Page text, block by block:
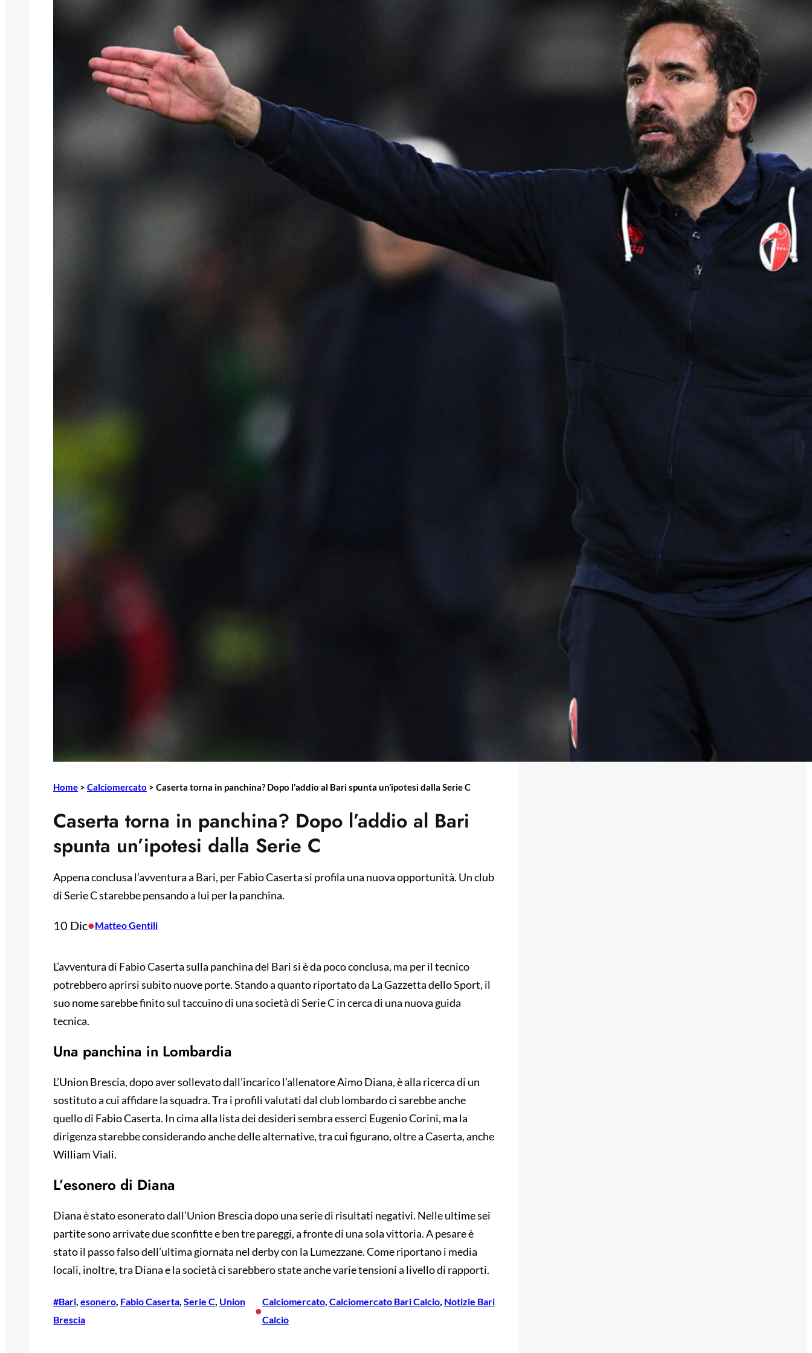
Home > Calciomercato > Caserta torna in panchina? Dopo l’addio al Bari spunta un’ipotesi dalla Serie C
Caserta torna in panchina? Dopo l’addio al Bari
spunta un’ipotesi dalla Serie C
Appena conclusa l’avventura a Bari, per Fabio Caserta si profila una nuova opportunità. Un club
di Serie C starebbe pensando a lui per la panchina.
10 Dic•Matteo Gentili
L’avventura di Fabio Caserta sulla panchina del Bari si è da poco conclusa, ma per il tecnico
potrebbero aprirsi subito nuove porte. Stando a quanto riportato da La Gazzetta dello Sport, il
suo nome sarebbe finito sul taccuino di una società di Serie C in cerca di una nuova guida
tecnica.
Una panchina in Lombardia
L’Union Brescia, dopo aver sollevato dall’incarico l’allenatore Aimo Diana, è alla ricerca di un
sostituto a cui affidare la squadra. Tra i profili valutati dal club lombardo ci sarebbe anche
quello di Fabio Caserta. In cima alla lista dei desideri sembra esserci Eugenio Corini, ma la
dirigenza starebbe considerando anche delle alternative, tra cui figurano, oltre a Caserta, anche
William Viali.
L’esonero di Diana
Diana è stato esonerato dall’Union Brescia dopo una serie di risultati negativi. Nelle ultime sei
partite sono arrivate due sconfitte e ben tre pareggi, a fronte di una sola vittoria. A pesare è
stato il passo falso dell’ultima giornata nel derby con la Lumezzane. Come riportano i media
locali, inoltre, tra Diana e la società ci sarebbero state anche varie tensioni a livello di rapporti.
#Bari, esonero, Fabio Caserta, Serie C, Union
Brescia
•
Calciomercato, Calciomercato Bari Calcio, Notizie Bari
Calcio
Ripescaggio in Serie B per il Bari: la
speranza è legata alla crisi della Juve
Futuro Bari, Leccese a De Laurentiis:
“Serve un piano industriale serio,
non siamo una seconda squadra”